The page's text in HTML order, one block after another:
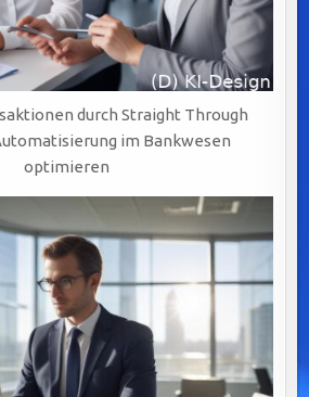
durch Straight Through
im Bankwesen
optimieren